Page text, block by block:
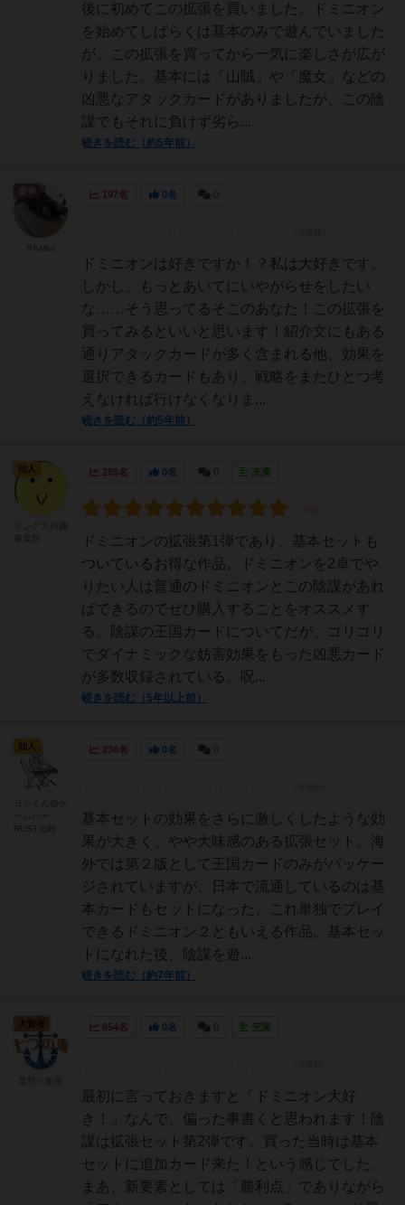
後に初めてこの拡張を買いました。ドミニオン
を始めてしばらくは基本のみで遊んでいました
が、この拡張を買ってから一気に楽しさが広が
りました。基本には「山賊」や「魔女」などの
凶悪なアタックカードがありましたが、この陰
謀でもそれに負けず劣ら...
続きを読む（約5年前）
197名 0名
ドミニオンは好きですか！？私は大好きです。
しかし、もっとあいてにいやがらせをしたい
な……そう思ってるそこのあなた！この拡張を
買ってみるといいと思います！紹介文にもある
通りアタックカードが多く含まれる他、効果を
選択できるカードもあり、戦略をまたひとつ考
えなければ行けなくなりま...
続きを読む（約5年前）
269名 0名 充実
ドミニオンの拡張第1弾であり、基本セットも
ついているお得な作品。ドミニオンを2卓でや
りたい人は普通のドミニオンとこの陰謀があれ
ばできるのでぜひ購入することをオススメす
る。陰謀の王国カードについてだが、ゴリゴリ
でダイナミックな妨害効果をもった凶悪カード
が多数収録されている。呪...
続きを読む（5年以上前）
仙人
236名 0名
基本セットの効果をさらに激しくしたような効
果が大きく、やや大味感のある拡張セット。海
外では第２版として王国カードのみがパッケー
ジされていますが、日本で流通しているのは基
本カードもセットになった、これ単独でプレイ
できるドミニオン２ともいえる作品。基本セッ
トになれた後、陰謀を遊...
続きを読む（約7年前）
仙人
654名 0名 充実
最初に言っておきますと「ドミニオン大好
き！」なんで、偏った事書くと思われます！陰
謀は拡張セット第2弾です。買った当時は基本
セットに追加カード来た！という感じでした。
まあ、新要素としては「勝利点」でありながら
大賢者